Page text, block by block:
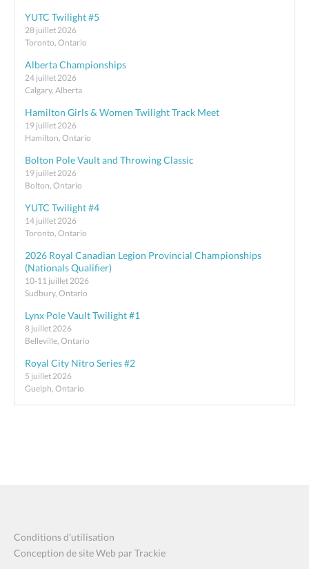
YUTC Twilight #5
28 juillet 2026
Toronto, Ontario
Alberta Championships
24 juillet 2026
Calgary, Alberta
Hamilton Girls & Women Twilight Track Meet
19 juillet 2026
Hamilton, Ontario
Bolton Pole Vault and Throwing Classic
19 juillet 2026
Bolton, Ontario
YUTC Twilight #4
14 juillet 2026
Toronto, Ontario
2026 Royal Canadian Legion Provincial Championships
(Nationals Qualifier)
10-11 juillet 2026
Sudbury, Ontario
Lynx Pole Vault Twilight #1
8 juillet 2026
Belleville, Ontario
Royal City Nitro Series #2
5 juillet 2026
Guelph, Ontario
Conditions d’utilisation
Conception de site Web par Trackie